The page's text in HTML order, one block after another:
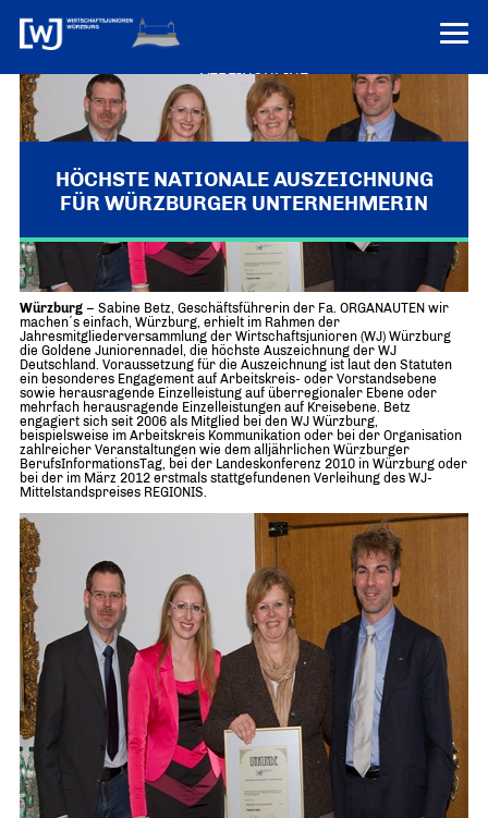
VEREINONLINE
AKTUELLES
ÜBER UNS
Über uns
WER WIR SIND & DER VORSITZ
Über uns
Forum „Junge Wirtschaft“ – Mitgliedermagazin
Mitglieder
UNSER NETZWERK
Mitglieder
Senatoren
TERMINE
PRESSEMELDUNGEN
PROJEKTE
INFORMATIONEN
Ziele
Imagefilm
Merchandising-Klamotten
HÖCHSTE NATIONALE AUSZEICHNUNG
FÜR WÜRZBURGER UNTERNEHMERIN
Wirtschaftsjunioren verleihen Goldene Juniorennadel
Würzburg – Sabine Betz, Geschäftsführerin der Fa. ORGANAUTEN wir
machen´s einfach, Würzburg, erhielt im Rahmen der
Jahresmitgliederversammlung der Wirtschaftsjunioren (WJ) Würzburg
die Goldene Juniorennadel, die höchste Auszeichnung der WJ
Deutschland. Voraussetzung für die Auszeichnung ist laut den Statuten
ein besonderes Engagement auf Arbeitskreis- oder Vorstandsebene
sowie herausragende Einzelleistung auf überregionaler Ebene oder
mehrfach herausragende Einzelleistungen auf Kreisebene. Betz
engagiert sich seit 2006 als Mitglied bei den WJ Würzburg,
beispielsweise im Arbeitskreis Kommunikation oder bei der Organisation
zahlreicher Veranstaltungen wie dem alljährlichen Würzburger
BerufsInformationsTag, bei der Landeskonferenz 2010 in Würzburg oder
bei der im März 2012 erstmals stattgefundenen Verleihung des WJ-
Mittelstandspreises REGIONIS.